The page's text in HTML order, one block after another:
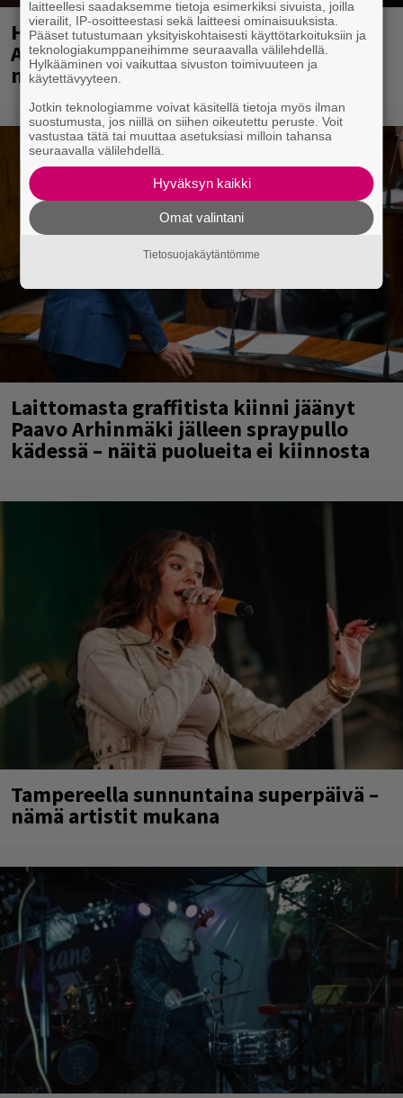
Huomenna se ilmestyy – CMX:stä tutun
A.W. Yrjänän uutuusalbumi om
mammuttimainen kokonaisuus
Laittomasta graffitista kiinni jäänyt
Paavo Arhinmäki jälleen spraypullo
kädessä – näitä puolueita ei kiinnosta
Tampereella sunnuntaina superpäivä –
nämä artistit mukana
laitteellesi saadaksemme tietoja esimerkiksi sivuista, joilla
vierailit, IP-osoitteestasi sekä laitteesi ominaisuuksista.
Pääset tutustumaan yksityiskohtaisesti käyttötarkoituksiin ja
teknologiakumppaneihimme seuraavalla välilehdellä.
Hylkääminen voi vaikuttaa sivuston toimivuuteen ja
käytettävyyteen.
Jotkin teknologiamme voivat käsitellä tietoja myös ilman
suostumusta, jos niillä on siihen oikeutettu peruste. Voit
vastustaa tätä tai muuttaa asetuksiasi milloin tahansa
seuraavalla välilehdellä.
Hyväksyn kaikki
Omat valintani
Tietosuojakäytäntömme